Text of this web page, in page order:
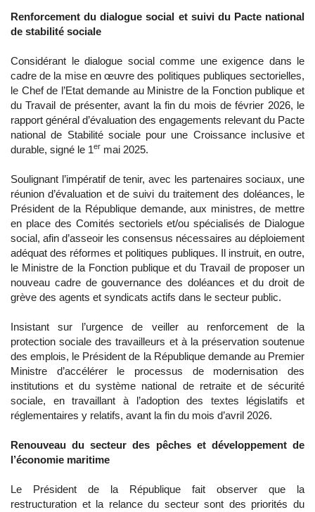
Renforcement du dialogue social et suivi du Pacte national
de stabilité sociale
Considérant le dialogue social comme une exigence dans le
cadre de la mise en œuvre des politiques publiques sectorielles,
le Chef de l’Etat demande au Ministre de la Fonction publique et
du Travail de présenter, avant la fin du mois de février 2026, le
rapport général d’évaluation des engagements relevant du Pacte
national de Stabilité sociale pour une Croissance inclusive et
durable, signé le 1er mai 2025.
Soulignant l’impératif de tenir, avec les partenaires sociaux, une
réunion d’évaluation et de suivi du traitement des doléances, le
Président de la République demande, aux ministres, de mettre
en place des Comités sectoriels et/ou spécialisés de Dialogue
social, afin d’asseoir les consensus nécessaires au déploiement
adéquat des réformes et politiques publiques. Il instruit, en outre,
le Ministre de la Fonction publique et du Travail de proposer un
nouveau cadre de gouvernance des doléances et du droit de
grève des agents et syndicats actifs dans le secteur public.
Insistant sur l’urgence de veiller au renforcement de la
protection sociale des travailleurs et à la préservation soutenue
des emplois, le Président de la République demande au Premier
Ministre d’accélérer le processus de modernisation des
institutions et du système national de retraite et de sécurité
sociale, en travaillant à l’adoption des textes législatifs et
réglementaires y relatifs, avant la fin du mois d’avril 2026.
Renouveau du secteur des pêches et développement de
l’économie maritime
Le Président de la République fait observer que la
restructuration et la relance du secteur sont des priorités du